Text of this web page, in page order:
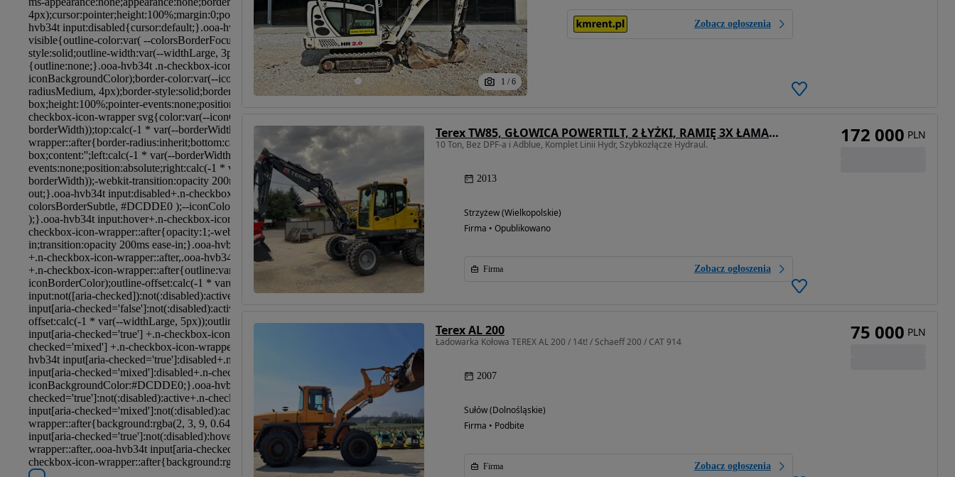
Możliwość
1 / 6
Zobacz ogłoszenia
Terex TW85, GŁOWICA POWERTILT, 2 ŁYŻKI, RAMIĘ 3X ŁAMANE, KRÓTKI TYŁ, Z NIEMIEC, SUPER STAN,
10 Ton, Bez DPF-a i Adblue, Komplet Linii Hydr, Szybkozłącze Hydraul.
2013
Strzyżew (Wielkopolskie)
Firma • Opublikowano
Firma Zobacz ogłoszenia
172 000 PLN
Terex AL 200
Ładowarka Kołowa TEREX AL 200 / 14t! / Schaeff 200 / CAT 914
2007
Sułów (Dolnośląskie)
Firma • Podbite
Firma Zobacz ogłoszenia
75 000 PLN